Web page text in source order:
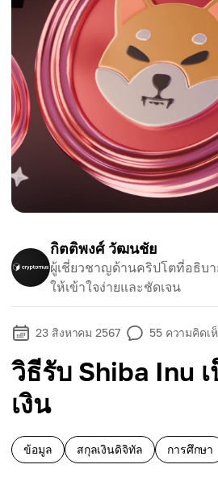
กิตติพงศ์ วัฒนชัย
ผู้เชี่ยวชาญด้านคริปโตที่อธิบ
ให้เข้าใจง่ายและชัดเจน
23 สิงหาคม 2567 55 ความคิดเ
วิธีรับ Shiba Inu
เงิน
ข้อมูล สกุลเงินดิจิทัล การศึกษา